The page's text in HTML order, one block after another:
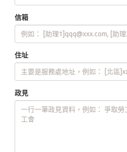
信箱
住址
政見